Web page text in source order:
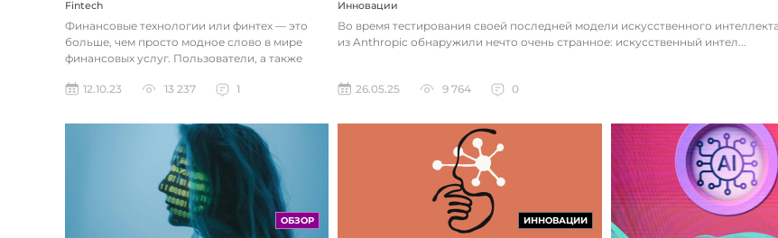
Fintech
Финансовые технологии или финтех — это
больше, чем просто модное слово в мире
финансовых услуг. Пользователи, а также
12.10.23
13 237 1
Инновации
Во время тестирования своей последней модели искусственного
из Anthropic обнаружили нечто очень странное: искусственный интел...
26.05.25 9 764 0
ОБЗОР ИННОВАЦИИ